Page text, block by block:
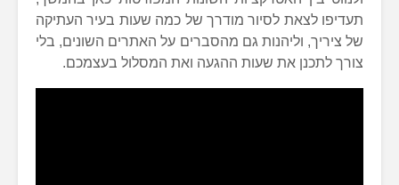
תעדיפו לצאת לסיור מודרך של כמה שעות בעיר העתיקה
של ציריך, וליהנות גם מהסברים על האתרים השונים, בלי
צורך לתכנן את שעות ההגעה ואת המסלול בעצמכם.